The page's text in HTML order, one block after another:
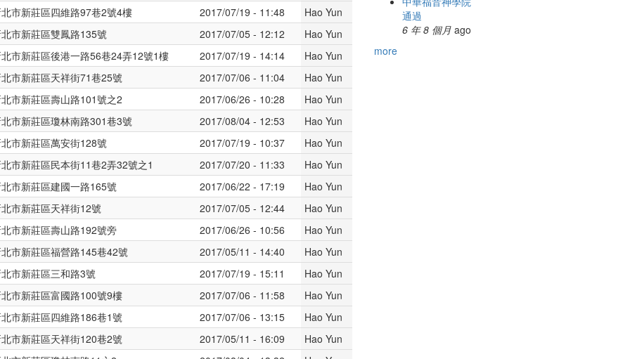
市新莊區四維路97巷2號4樓
2017/07/19 - 11:48
Hao Yun
市新莊區雙鳳路135號
2017/07/05 - 12:12
Hao Yun
市新莊區後港一路56巷24弄12號1樓
2017/07/19 - 14:14
Hao Yun
市新莊區天祥街71巷25號
2017/07/06 - 11:04
Hao Yun
市新莊區壽山路101號之2
2017/06/26 - 10:28
Hao Yun
市新莊區瓊林南路301巷3號
2017/08/04 - 12:53
Hao Yun
市新莊區萬安街128號
2017/07/19 - 10:37
Hao Yun
市新莊區民本街11巷2弄32號之1
2017/07/20 - 11:33
Hao Yun
市新莊區建國一路165號
2017/06/22 - 17:19
Hao Yun
市新莊區天祥街12號
2017/07/05 - 12:44
Hao Yun
市新莊區壽山路192號旁
2017/06/26 - 10:56
Hao Yun
市新莊區福營路145巷42號
2017/05/11 - 14:40
Hao Yun
市新莊區三和路3號
2017/07/19 - 15:11
Hao Yun
市新莊區富國路100號9樓
2017/07/06 - 11:58
Hao Yun
市新莊區四維路186巷1號
2017/07/06 - 13:15
Hao Yun
市新莊區天祥街120巷2號
2017/05/11 - 16:09
Hao Yun
通過
6 年 8 個月ago
more